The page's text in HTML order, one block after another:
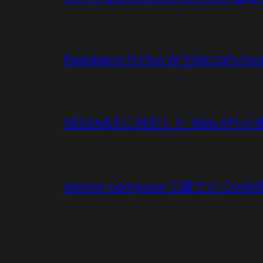
Raspberry Pi Pico Wで
SESAME3 に対応した Web API の
docker-compose で建てた